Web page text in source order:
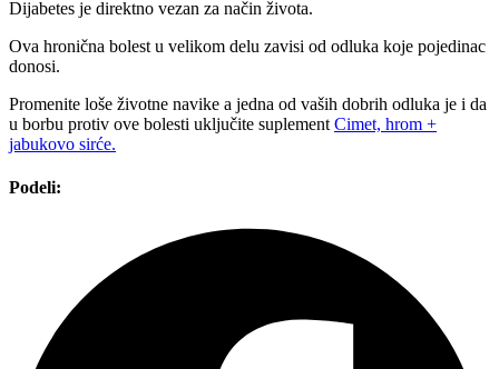
Dijabetes je direktno vezan za način života.
Ova hronična bolest u velikom delu zavisi od odluka koje pojedinac
donosi.
Promenite loše životne navike a jedna od vaših dobrih odluka je i da
u borbu protiv ove bolesti uključite suplement Cimet, hrom +
jabukovo sirće.
Podeli: